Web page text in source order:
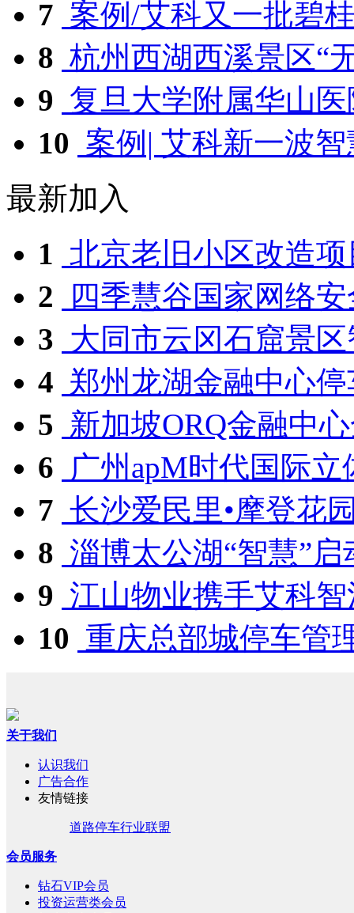
7 案例/艾科又一批碧
8 杭州西湖西溪景区“
9 复旦大学附属华山
10 案例| 艾科新一波
最新加入
1 北京老旧小区改造
2
四季慧谷国家网络
3 大同市云冈石窟景
4 郑州龙湖金融中心
5 新加坡ORQ金融中
6 广州apM时代国际立
7 长沙爱民里•摩登花
8 淄博太公湖“智慧”启
9 江山物业携手艾科
10 重庆总部城停车管
关于我们
认识我们
广告合作
友情链接
道路停车行业联盟
会员服务
钻石VIP会员
投资运营类会员